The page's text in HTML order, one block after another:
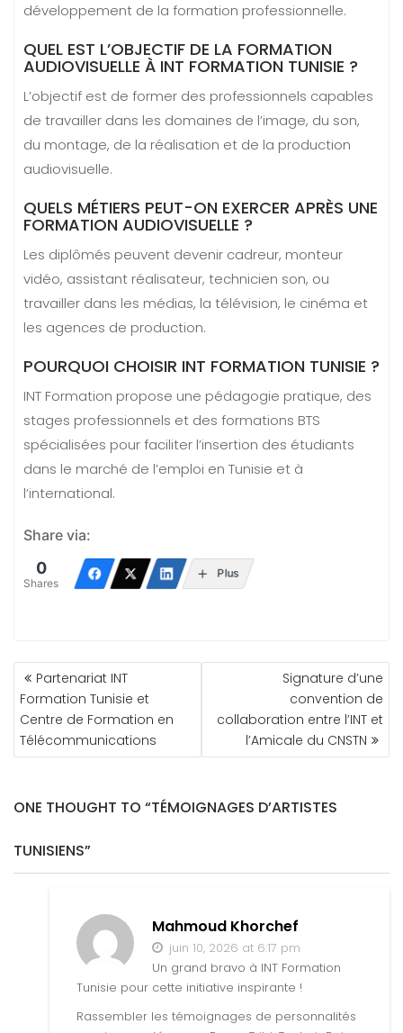
développement de la formation professionnelle.
QUEL EST L’OBJECTIF DE LA FORMATION
AUDIOVISUELLE À INT FORMATION TUNISIE ?
L’objectif est de former des professionnels capables
de travailler dans les domaines de l’image, du son,
du montage, de la réalisation et de la production
audiovisuelle.
QUELS MÉTIERS PEUT-ON EXERCER APRÈS UNE
FORMATION AUDIOVISUELLE ?
Les diplômés peuvent devenir cadreur, monteur
vidéo, assistant réalisateur, technicien son, ou
travailler dans les médias, la télévision, le cinéma et
les agences de production.
POURQUOI CHOISIR INT FORMATION TUNISIE ?
INT Formation propose une pédagogie pratique, des
stages professionnels et des formations BTS
spécialisées pour faciliter l’insertion des étudiants
dans le marché de l’emploi en Tunisie et à
l’international.
Share via:
0
Shares
Plus
NAVIGATION
DE
L’ARTICLE
Partenariat INT
Formation Tunisie et
Centre de Formation en
Télécommunications
Signature d’une
convention de
collaboration entre l’INT et
l’Amicale du CNSTN
ONE THOUGHT TO “TÉMOIGNAGES D’ARTISTES
TUNISIENS”
Mahmoud Khorchef
juin 10, 2026 at 6:17 pm
Un grand bravo à INT Formation
Tunisie pour cette initiative inspirante !
Rassembler les témoignages de personnalités